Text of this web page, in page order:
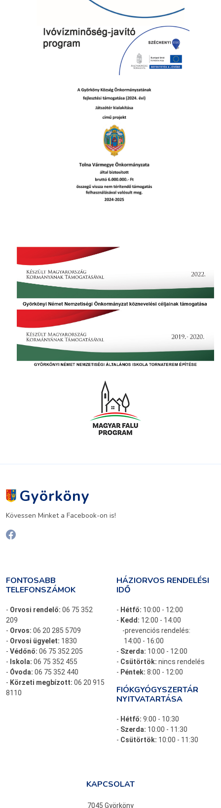
Györköny
Kövessen Minket a Facebook-on is!
FONTOSABB
TELEFONSZÁMOK
- Orvosi rendelő: 06 75 352
209
- Orvos: 06 20 285 5709
- Orvosi ügyelet: 1830
- Védőnő: 06 75 352 205
- Iskola: 06 75 352 455
- Óvoda: 06 75 352 440
- Körzeti megbízott: 06 20 915
8110
HÁZIORVOS RENDELÉSI
IDŐ
- Hétfő: 10:00 - 12:00
- Kedd: 12:00 - 14:00
-prevenciós rendelés:
14:00 - 16:00
- Szerda: 10:00 - 12:00
- Csütörtök: nincs rendelés
- Péntek: 8:00 - 12:00
FIÓKGYÓGYSZERTÁR
NYITVATARTÁSA
- Hétfő: 9:00 - 10:30
- Szerda: 10:00 - 11:30
- Csütörtök: 10:00 - 11:30
KAPCSOLAT
7045 Györköny